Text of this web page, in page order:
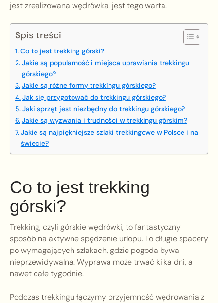
jest zrealizowana wędrówka, jest tego warta.
Spis treści
Co to jest trekking górski?
Jakie są popularność i miejsca uprawiania trekkingu
górskiego?
Jakie są różne formy trekkingu górskiego?
Jak się przygotować do trekkingu górskiego?
Jaki sprzęt jest niezbędny do trekkingu górskiego?
Jakie są wyzwania i trudności w trekkingu górskim?
Jakie są najpiękniejsze szlaki trekkingowe w Polsce i na
świecie?
Co to jest trekking
górski?
Trekking, czyli górskie wędrówki, to fantastyczny
sposób na aktywne spędzenie urlopu. To długie spacery
po wymagających szlakach, gdzie pogoda bywa
nieprzewidywalna. Wyprawa może trwać kilka dni, a
nawet całe tygodnie.
Podczas trekkingu łączymy przyjemność wędrowania z